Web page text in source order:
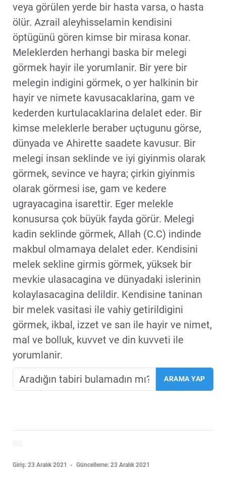
veya görülen yerde bir hasta varsa, o hasta
ölür. Azrail aleyhisselamin kendisini
öptügünü gören kimse bir mirasa konar.
Meleklerden herhangi baska bir melegi
görmek hayir ile yorumlanir. Bir yere bir
melegin indigini görmek, o yer halkinin bir
hayir ve nimete kavusacaklarina, gam ve
kederden kurtulacaklarina delalet eder. Bir
kimse meleklerle beraber uçtugunu görse,
dünyada ve Ahirette saadete kavusur. Bir
melegi insan seklinde ve iyi giyinmis olarak
görmek, sevince ve hayra; çirkin giyinmis
olarak görmesi ise, gam ve kedere
ugrayacagina isarettir. Eger melekle
konusursa çok büyük fayda görür. Melegi
kadin seklinde görmek, Allah (C.C) indinde
makbul olmamaya delalet eder. Kendisini
melek sekline girmis görmek, yüksek bir
mevkie ulasacagina ve dünyadaki islerinin
kolaylasacagina delildir. Kendisine taninan
bir melek vasitasi ile vahiy getirildigini
görmek, ikbal, izzet ve san ile hayir ve nimet,
mal ve bolluk, kuvvet ve din kuvveti ile
yorumlanir.
Giriş: 23 Aralık 2021 Güncelleme: 23 Aralık 2021